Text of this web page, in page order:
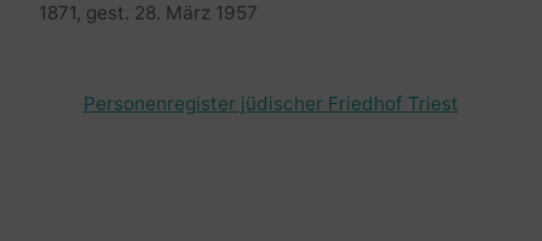
1871, gest. 28. März 1957
Personenregister jüdischer Friedhof Triest